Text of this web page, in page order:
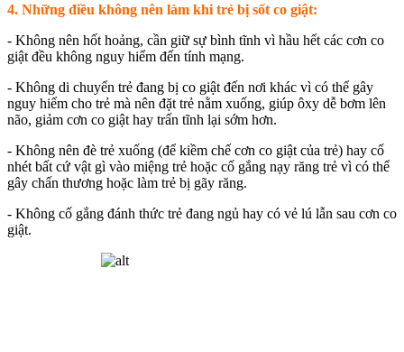
4. Những điều không nên làm khi trẻ bị sốt co giật:
- Không nên hốt hoảng, cần giữ sự bình tĩnh vì hầu hết các cơn co
giật đều không nguy hiểm đến tính mạng.
- Không di chuyển trẻ đang bị co giật đến nơi khác vì có thể gây
nguy hiểm cho trẻ mà nên đặt trẻ nằm xuống, giúp ôxy dễ bơm lên
não, giảm cơn co giật hay trấn tĩnh lại sớm hơn.
- Không nên đè trẻ xuống (để kiềm chế cơn co giật của trẻ) hay cố
nhét bất cứ vật gì vào miệng trẻ hoặc cố gắng nạy răng trẻ vì có thể
gây chấn thương hoặc làm trẻ bị gãy răng.
- Không cố gắng đánh thức trẻ đang ngủ hay có vẻ lú lẫn sau cơn co
giật.